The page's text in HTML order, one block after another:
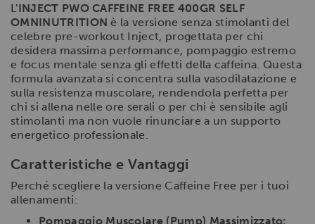
L'INJECT PWO CAFFEINE FREE 400GR SELF
OMNINUTRITION è la versione senza stimolanti del
celebre pre-workout Inject, progettata per chi
desidera massima performance, pompaggio estremo
e focus mentale senza gli effetti della caffeina. Questa
formula avanzata si concentra sulla vasodilatazione e
sulla resistenza muscolare, rendendola perfetta per
chi si allena nelle ore serali o per chi è sensibile agli
stimolanti ma non vuole rinunciare a un supporto
energetico professionale.
Caratteristiche e Vantaggi
Perché scegliere la versione Caffeine Free per i tuoi
allenamenti:
Pompaggio Muscolare (Pump) Massimizzato: